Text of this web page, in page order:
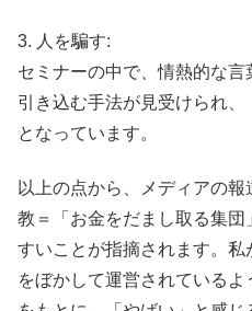
3. 人を騙す:
セミナーの中で、情熱的な
引き込む手法が見受けられ
となっています。
以上の点から、メディアの
教＝「お金をだまし取る集
すいことが指摘されます。
をぼかして運営されている